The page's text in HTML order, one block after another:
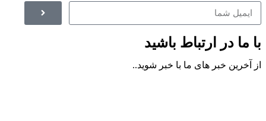
با ما در ارتباط باشید
از آخرین خبر های ما با خبر شوید..